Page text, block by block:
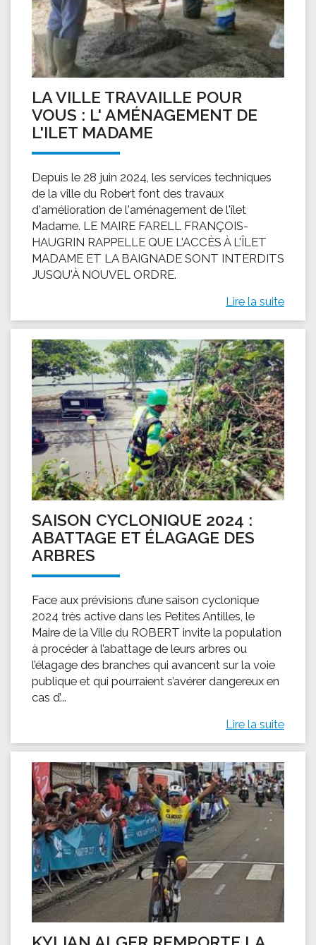
LA VILLE TRAVAILLE POUR
VOUS : L' AMÉNAGEMENT DE
L'ILET MADAME
Depuis le 28 juin 2024, les services techniques
de la ville du Robert font des travaux
d'amélioration de l'aménagement de l'îlet
Madame. LE MAIRE FARELL FRANÇOIS-
HAUGRIN RAPPELLE QUE L'ACCÈS À L'ÎLET
MADAME ET LA BAIGNADE SONT INTERDITS
JUSQU'À NOUVEL ORDRE.
Lire la suite
SAISON CYCLONIQUE 2024 :
ABATTAGE ET ÉLAGAGE DES
ARBRES
Face aux prévisions d’une saison cyclonique
2024 très active dans les Petites Antilles, le
Maire de la Ville du ROBERT invite la population
à procéder à l’abattage de leurs arbres ou
l’élagage des branches qui avancent sur la voie
publique et qui pourraient s’avérer dangereux en
cas d’...
Lire la suite